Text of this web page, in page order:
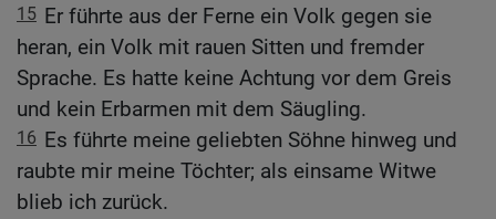
15 Er führte aus der Ferne ein Volk gegen sie
heran, ein Volk mit rauen Sitten und fremder
Sprache. Es hatte keine Achtung vor dem Greis
und kein Erbarmen mit dem Säugling.
16 Es führte meine geliebten Söhne hinweg und
raubte mir meine Töchter; als einsame Witwe
blieb ich zurück.